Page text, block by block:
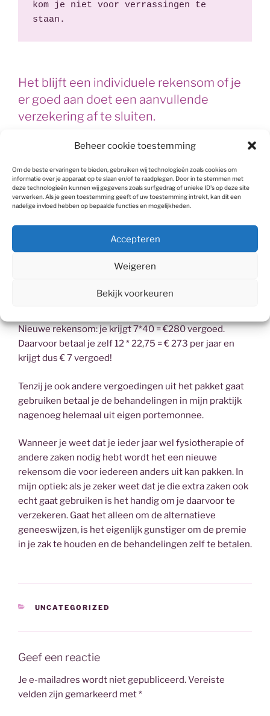
Beheer cookie toestemming
Om de beste ervaringen te bieden, gebruiken wij technologieën zoals cookies om
informatie over je apparaat op te slaan en/of te raadplegen. Door in te stemmen met
deze technologieën kunnen wij gegevens zoals surfgedrag of unieke ID's op deze site
verwerken. Als je geen toestemming geeft of uw toestemming intrekt, kan dit een
nadelige invloed hebben op bepaalde functies en mogelijkheden.
Accepteren
Weigeren
Bekijk voorkeuren
kom je niet voor verrassingen te
staan.
Het blijft een individuele rekensom of je
er goed aan doet een aanvullende
verzekering af te sluiten.
Een rekenvoorbeeld: Een aanvullende verzekering van
andere dingen, zoals korting op een bril of hoortoestel,
vergoeding voor anticonceptie en fysiotherapie. Heb je
dat nodig?! Of gaat het je alleen om de alternatieve
Stel je komt 7 keer in mijn praktijk, maakt niet uit voor
want ik krijg € 350 per jaar vergoed.
Nieuwe rekensom: je krijgt 7*40 = €280 vergoed.
Daarvoor betaal je zelf 12 * 22,75 = € 273 per jaar en
krijgt dus € 7 vergoed!
Tenzij je ook andere vergoedingen uit het pakket gaat
gebruiken betaal je de behandelingen in mijn praktijk
nagenoeg helemaal uit eigen portemonnee.
Wanneer je weet dat je ieder jaar wel fysiotherapie of
andere zaken nodig hebt wordt het een nieuwe
rekensom die voor iedereen anders uit kan pakken. In
mijn optiek: als je zeker weet dat je die extra zaken ook
echt gaat gebruiken is het handig om je daarvoor te
verzekeren. Gaat het alleen om de alternatieve
geneeswijzen, is het eigenlijk gunstiger om de premie
in je zak te houden en de behandelingen zelf te betalen.
CATEGORIEËN
UNCATEGORIZED
Geef een reactie
Je e-mailadres wordt niet gepubliceerd.Vereiste
velden zijn gemarkeerd met*